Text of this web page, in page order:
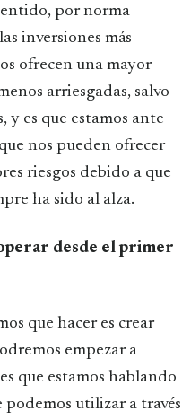
por norma
inversiones más
ofrecen una mayor
arriesgadas, salvo
y es que estamos ante
nos pueden ofrecer
riesgos debido a que
ha sido al alza.
desde el primer
que hacer es crear
empezar a
que estamos hablando
utilizar a través